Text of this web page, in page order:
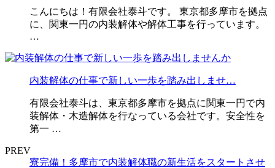
こんにちは！有限会社泰斗です。 東京都多摩市を拠点
に、関東一円の内装解体や解体工事を行っています。
…
内装解体の仕事で新しい一歩を踏み出しませ…
有限会社泰斗は、東京都多摩市を拠点に関東一円で内
装解体・木造解体を行なっている会社です。安全性を
第一 …
PREV
寮完備！多摩市で内装解体職の新生活をスタートさせ